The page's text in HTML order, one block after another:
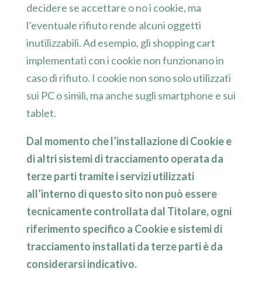
decidere se accettare o no i cookie, ma
l’eventuale rifiuto rende alcuni oggetti
inutilizzabili. Ad esempio, gli shopping cart
implementati con i cookie non funzionano in
caso di rifiuto. I cookie non sono solo utilizzati
sui PC o simili, ma anche sugli smartphone e sui
tablet.
Dal momento che l’installazione di Cookie e
di altri sistemi di tracciamento operata da
terze parti tramite i servizi utilizzati
all’interno di questo sito non può essere
tecnicamente controllata dal Titolare, ogni
riferimento specifico a Cookie e sistemi di
tracciamento installati da terze parti è da
considerarsi indicativo.